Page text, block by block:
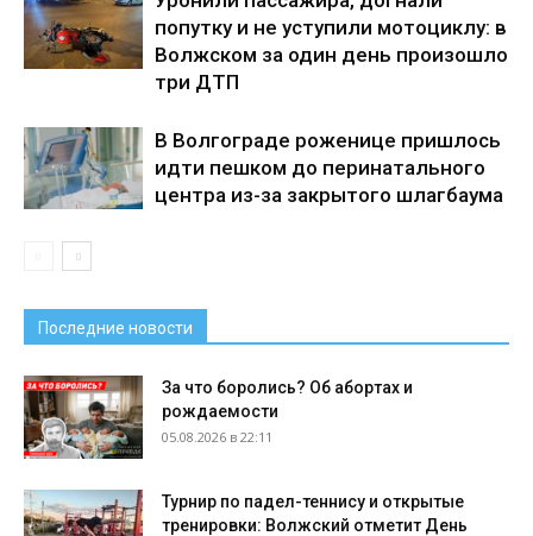
попутку и не уступили мотоциклу: в
Волжском за один день произошло
три ДТП
В Волгограде роженице пришлось
идти пешком до перинатального
центра из-за закрытого шлагбаума
Последние новости
За что боролись? Об абортах и
рождаемости
05.08.2026 в 22:11
Турнир по падел-теннису и открытые
тренировки: Волжский отметит День